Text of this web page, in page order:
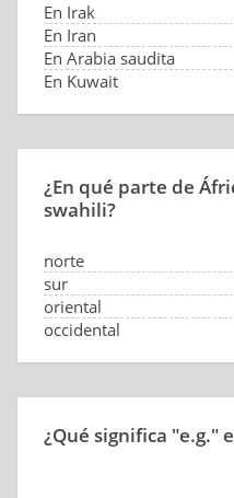
En Irak
En Iran
En Arabia saudita
En Kuwait
¿En qué parte de
swahili?
norte
sur
oriental
occidental
¿Qué significa "e.g."